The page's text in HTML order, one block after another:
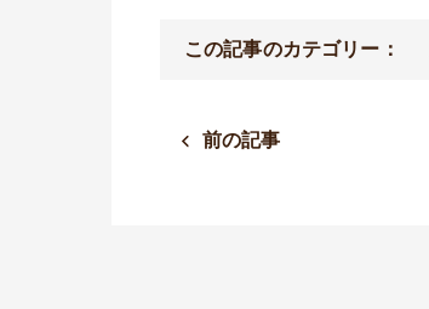
この記事のカテゴリー：
前の記事